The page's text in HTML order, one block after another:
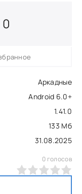
Аркадные
Android 6.0+
1.41.0
133 Мб
31.08.2025
0
0 голосов